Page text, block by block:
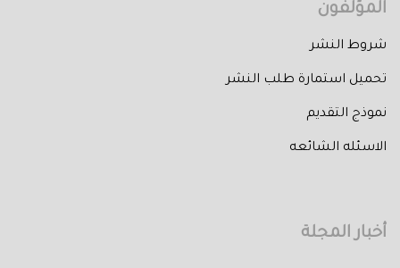
المؤلفون
شروط النشر
تحميل استمارة طلب النشر
نموذج التقديم
الاسئله الشائعه
أخبار المجلة